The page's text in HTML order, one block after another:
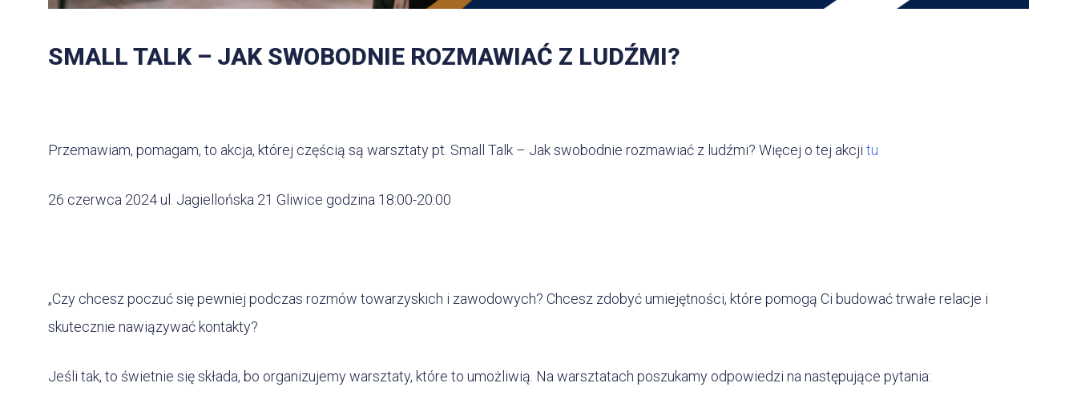
SMALL TALK – JAK SWOBODNIE ROZMAWIAĆ Z LUDŹMI?
Przemawiam, pomagam, to akcja, której częścią są warsztaty pt. Small Talk – Jak swobodnie rozmawiać z ludźmi? Więcej o tej akcji tu
26 czerwca 2024 ul. Jagiellońska 21 Gliwice godzina 18:00-20:00
„Czy chcesz poczuć się pewniej podczas rozmów towarzyskich i zawodowych? Chcesz zdobyć umiejętności, które pomogą Ci budować trwałe relacje i
skutecznie nawiązywać kontakty?
Jeśli tak, to świetnie się składa, bo organizujemy warsztaty, które to umożliwią. Na warsztatach poszukamy odpowiedzi na następujące pytania: